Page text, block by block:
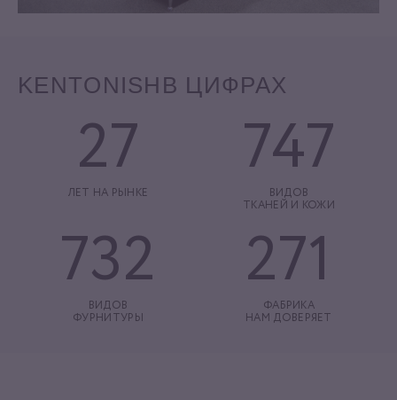
KENTONISH В ЦИФРАХ
27
ЛЕТ НА РЫНКЕ
747
ВИДОВ
ТКАНЕЙ И КОЖИ
732
ВИДОВ
ФУРНИТУРЫ
271
ФАБРИКА
НАМ ДОВЕРЯЕТ